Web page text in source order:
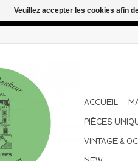
ACCUEIL
PIÈCES
VINTAGE &
Veuillez accepter les cookies afin
d'être expédiées